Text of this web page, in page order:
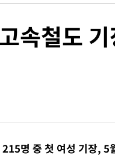
달러 환율, 오전 9시
피, 6300선 재탈환
속철도
명 중 첫 여성 기장, 5